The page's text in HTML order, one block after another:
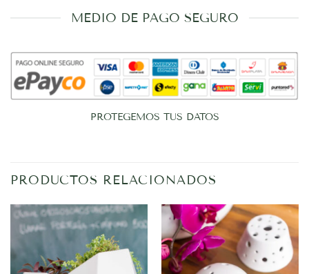
MEDIO DE PAGO SEGURO
PROTEGEMOS TUS DATOS
PRODUCTOS RELACIONADOS